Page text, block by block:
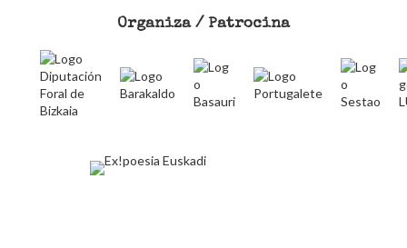
Organiza / Patrocina